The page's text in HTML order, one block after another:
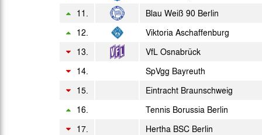
Sa. 19.04.1986
Di. 22.04.1986
Sa. 26.04.1986
So. 04.05.1986
Sa. 17.05.1986
11. Blau Weiß 90 Berlin
12. Viktoria Aschaffenburg
13. VfL Osnabrück
14. SpVgg Bayreuth
15. Eintracht Braunschweig
16. Tennis Borussia Berlin
17. Hertha BSC Berlin